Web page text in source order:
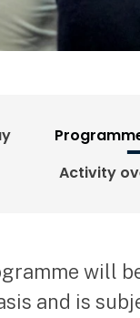
Activity
will
and is